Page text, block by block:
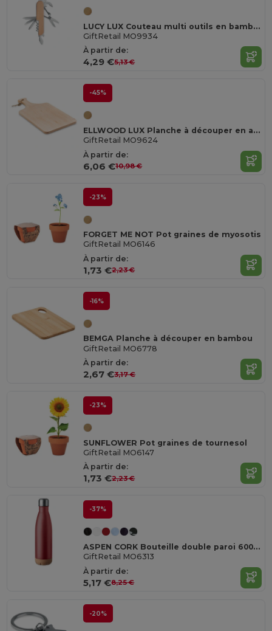
LUCY LUX Couteau multi outils en bambou
GiftRetail MO9934
À partir de:
4,29 €5,13 €
-45%
ELLWOOD LUX Planche à découper en aulne
GiftRetail MO9624
À partir de:
6,06 €10,98 €
-23%
FORGET ME NOT Pot graines de myosotis
GiftRetail MO6146
À partir de:
1,73 €2,23 €
-16%
BEMGA Planche à découper en bambou
GiftRetail MO6778
À partir de:
2,67 €3,17 €
-23%
SUNFLOWER Pot graines de tournesol
GiftRetail MO6147
À partir de:
1,73 €2,23 €
-37%
ASPEN CORK Bouteille double paroi 600 ml
GiftRetail MO6313
À partir de:
5,17 €8,25 €
-20%